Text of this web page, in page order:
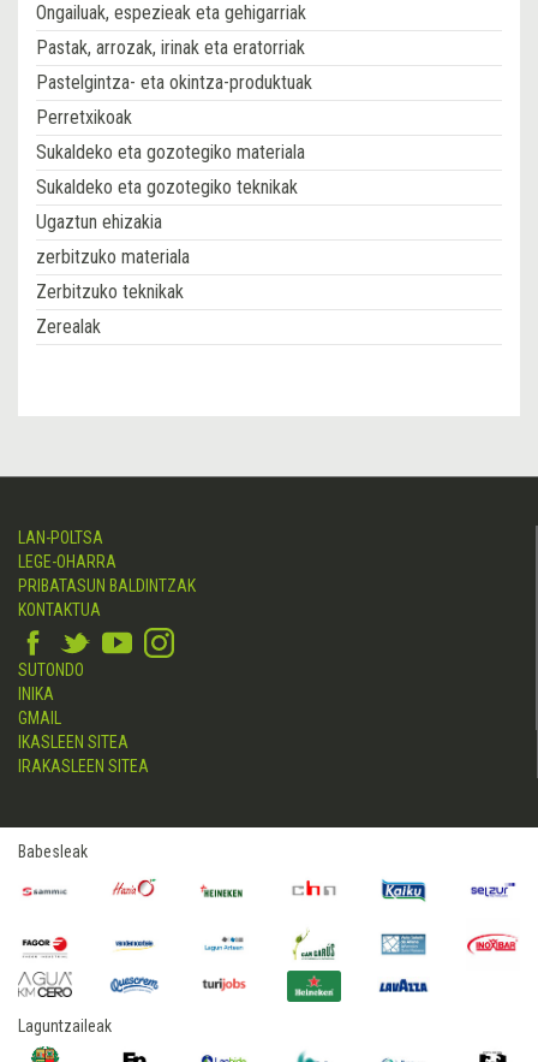
Ongailuak, espezieak eta gehigarriak
Pastak, arrozak, irinak eta eratorriak
Pastelgintza- eta okintza-produktuak
Perretxikoak
Sukaldeko eta gozotegiko materiala
Sukaldeko eta gozotegiko teknikak
Ugaztun ehizakia
zerbitzuko materiala
Zerbitzuko teknikak
Zerealak
LAN-POLTSA
LEGE-OHARRA
PRIBATASUN BALDINTZAK
KONTAKTUA
SUTONDO
INIKA
GMAIL
IKASLEEN SITEA
IRAKASLEEN SITEA
Babesleak
Laguntzaileak